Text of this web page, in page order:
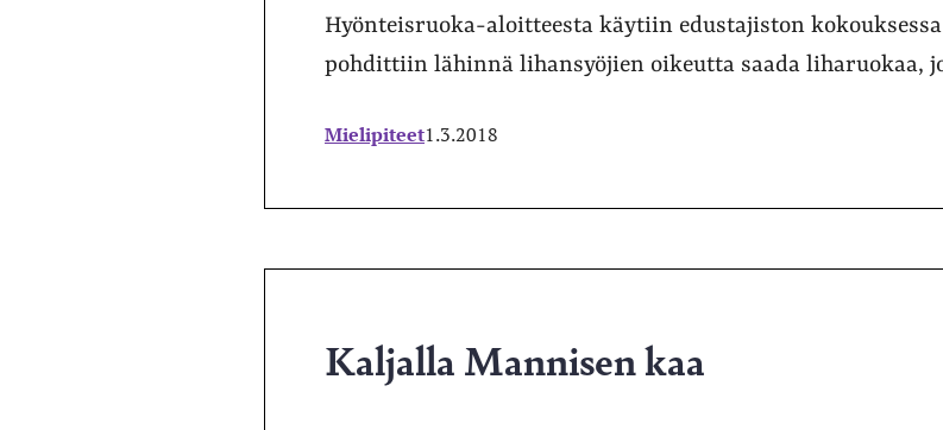
Hyönteisruoka-aloitteesta käytiin edustajiston
pohdittiin lähinnä lihansyöjien oikeutta saada liharuokaa,
Mielipiteet1.3.2018
Kaljalla Mannisen kaa